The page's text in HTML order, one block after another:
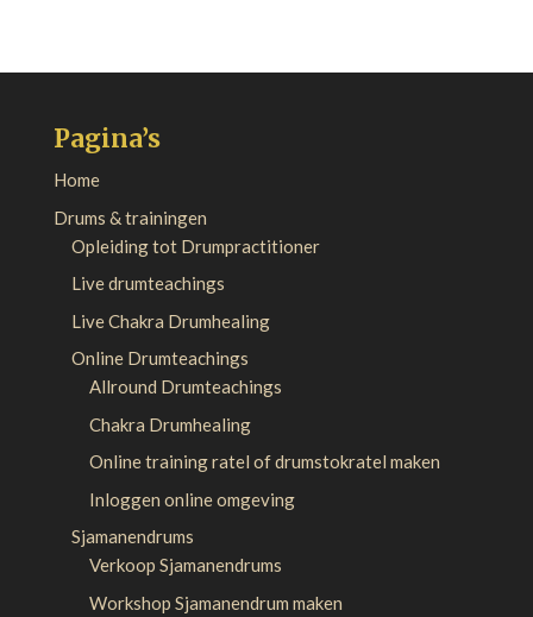
Pagina’s
Home
Drums & trainingen
Opleiding tot Drumpractitioner
Live drumteachings
Live Chakra Drumhealing
Online Drumteachings
Allround Drumteachings
Chakra Drumhealing
Online training ratel of drumstokratel maken
Inloggen online omgeving
Sjamanendrums
Verkoop Sjamanendrums
Workshop Sjamanendrum maken